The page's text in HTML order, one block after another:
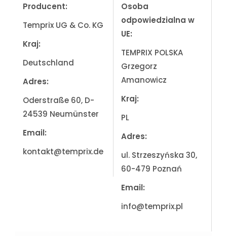
Producent:
Temprix UG & Co. KG
Kraj:
Deutschland
Adres:
Oderstraße 60, D-
24539 Neumünster
Email:
kontakt@temprix.de
Osoba
odpowiedzialna w
UE:
TEMPRIX POLSKA
Grzegorz
Amanowicz
Kraj:
PL
Adres:
ul. Strzeszyńska 30,
60-479 Poznań
Email:
info@temprix.pl